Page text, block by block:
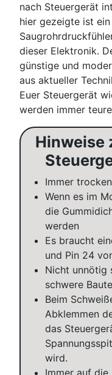
nach Steuergerät
hier gezeigte ist
dieser Elektronik.
günstige und
aus aktueller
Euer Steuergerät
werden immer
Hinweise
Immer
Wenn es im
die
werden
Es braucht
und Pin 24
Nicht unnötig
schwere
Beim
Abklemmen
das
wird.
Immer auf